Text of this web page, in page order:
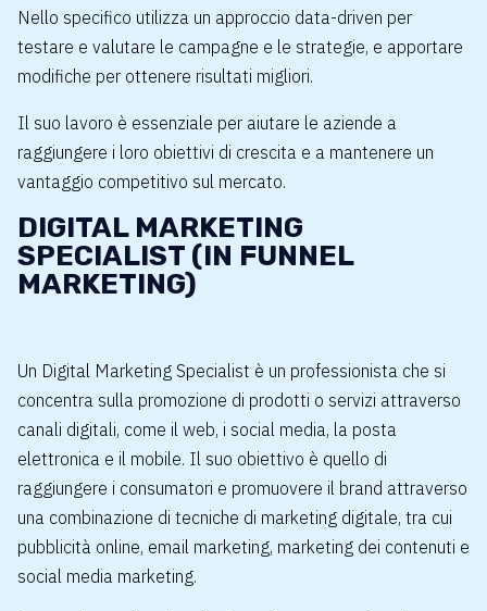
Nello specifico utilizza un approccio data-driven per
testare e valutare le campagne e le strategie, e apportare
modifiche per ottenere risultati migliori.
Il suo lavoro è essenziale per aiutare le aziende a
raggiungere i loro obiettivi di crescita e a mantenere un
vantaggio competitivo sul mercato.
DIGITAL MARKETING
SPECIALIST (IN FUNNEL
MARKETING)
Un Digital Marketing Specialist è un professionista che si
concentra sulla promozione di prodotti o servizi attraverso
canali digitali, come il web, i social media, la posta
elettronica e il mobile. Il suo obiettivo è quello di
raggiungere i consumatori e promuovere il brand attraverso
una combinazione di tecniche di marketing digitale, tra cui
pubblicità online, email marketing, marketing dei contenuti e
social media marketing.